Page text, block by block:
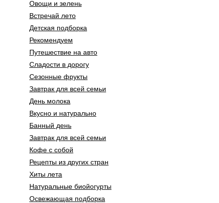
Овощи и зелень
Встречай лето
Детская подборка
Рекомендуем
Путешествие на авто
Сладости в дорогу
Сезонные фрукты
Завтрак для всей семьи
День молока
Вкусно и натурально
Банный день
Завтрак для всей семьи
Кофе с собой
Рецепты из других стран
Хиты лета
Натуральные биойогурты
Освежающая подборка